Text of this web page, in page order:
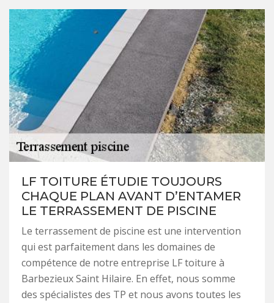
LF TOITURE ÉTUDIE TOUJOURS
CHAQUE PLAN AVANT D’ENTAMER
LE TERRASSEMENT DE PISCINE
Le terrassement de piscine est une intervention
qui est parfaitement dans les domaines de
compétence de notre entreprise LF toiture à
Barbezieux Saint Hilaire. En effet, nous somme
des spécialistes des TP et nous avons toutes les